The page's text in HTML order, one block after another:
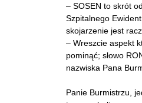
– SOSEN to skrót
Szpitalnego
skojarzenie jest
– Wreszcie aspekt
pominąć; słowo
nazwiska Pana
Panie Burmistrzu,